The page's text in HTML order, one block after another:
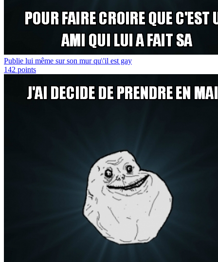
Publie lui même sur son mur qu\'il est gay
142 points